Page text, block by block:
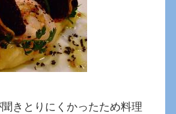
きとりにくかったため料理